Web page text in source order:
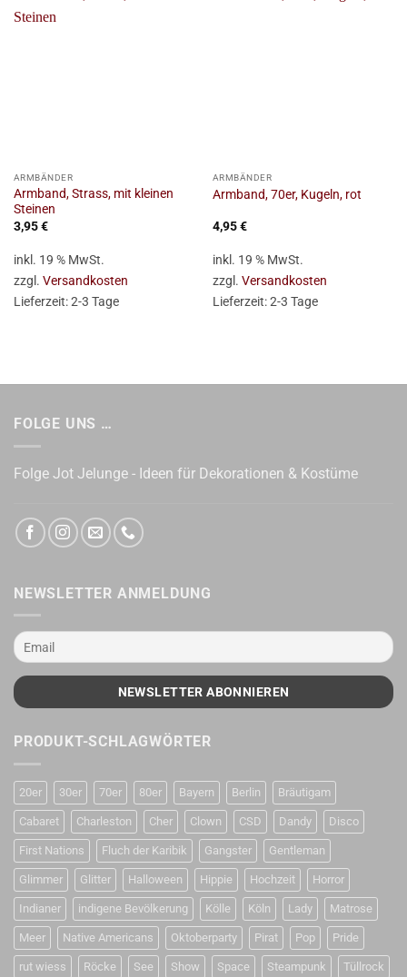
ARMBÄNDER
Armband, Strass, mit kleinen
Steinen
3,95€
inkl. 19 % MwSt.
zzgl. Versandkosten
Lieferzeit:2-3 Tage
ARMBÄNDER
Armband, 70er, Kugeln, rot
4,95€
inkl. 19 % MwSt.
zzgl. Versandkosten
Lieferzeit:2-3 Tage
FOLGE UNS …
Folge Jot Jelunge - Ideen für Dekorationen & Kostüme
NEWSLETTER ANMELDUNG
PRODUKT-SCHLAGWÖRTER
20er 30er 70er 80er Bayern Berlin Bräutigam
Cabaret Charleston Cher Clown CSD Dandy Disco
First Nations Fluch der Karibik Gangster Gentleman
Glimmer Glitter Halloween Hippie Hochzeit Horror
Indianer indigene Bevölkerung Kölle Köln Lady Matrose
Meer Native Americans Oktoberparty Pirat Pop Pride
rut wiess Röcke See Show Space Steampunk Tüllrock